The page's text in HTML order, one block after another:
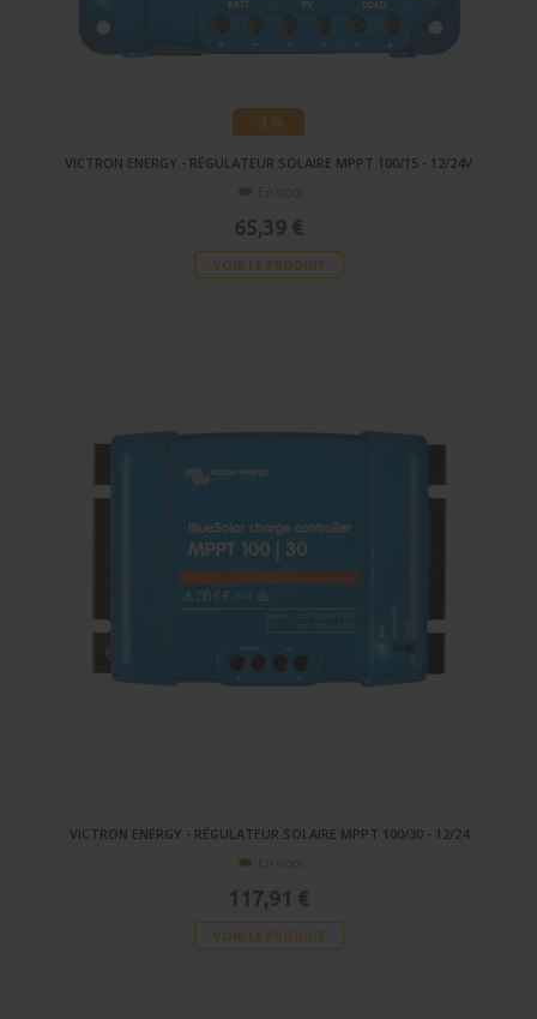
-3 %
VICTRON ENERGY - RÉGULATEUR SOLAIRE MPPT 100/15 - 12/24V
En stock
65,39 €
VOIR LE PRODUIT
VICTRON ENERGY - RÉGULATEUR SOLAIRE MPPT 100/30 - 12/24
En stock
117,91 €
VOIR LE PRODUIT